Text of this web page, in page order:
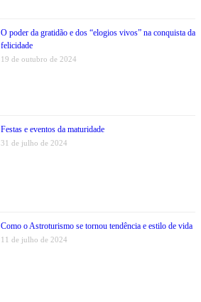
O poder da gratidão e dos “elogios vivos” na conquista da
felicidade
19 de outubro de 2024
Festas e eventos da maturidade
31 de julho de 2024
Como o Astroturismo se tornou tendência e estilo de vida
11 de julho de 2024